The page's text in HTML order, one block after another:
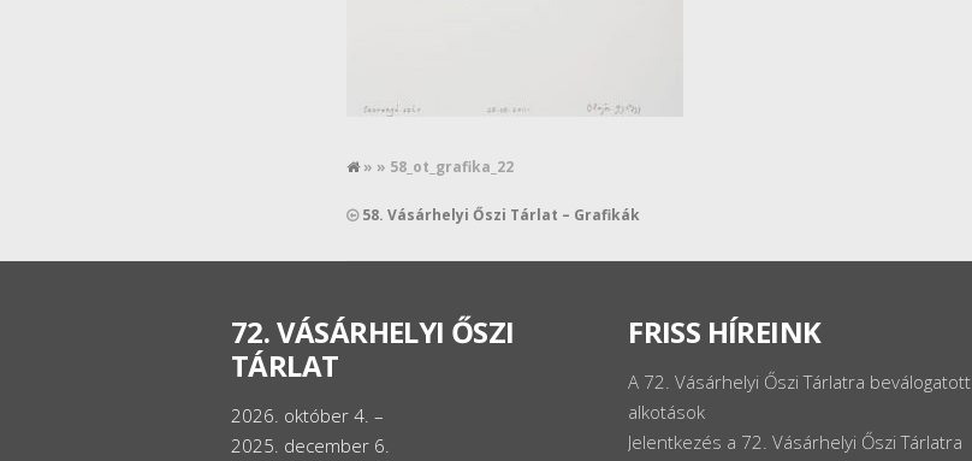
» » 58_ot_grafika_22
58. Vásárhelyi Őszi Tárlat – Grafikák
72. VÁSÁRHELYI ŐSZI
TÁRLAT
2026. október 4. –
2025. december 6.
FRISS HÍREINK
A 72. Vásárhelyi Őszi Tárlatra beválogatott
alkotások
Jelentkezés a 72. Vásárhelyi Őszi Tárlatra